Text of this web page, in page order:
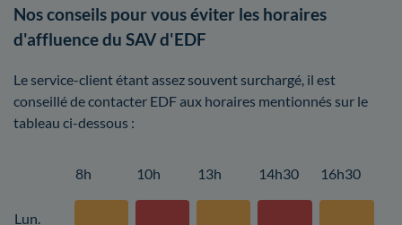
Nos conseils pour vous éviter les horaires
d'affluence du SAV d'EDF
Le service-client étant assez souvent surchargé, il est
conseillé de contacter EDF aux horaires mentionnés sur le
tableau ci-dessous :
8h 10h 13h 14h30 16h30
Lun.